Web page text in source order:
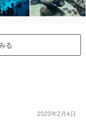
る
2023年2月4日